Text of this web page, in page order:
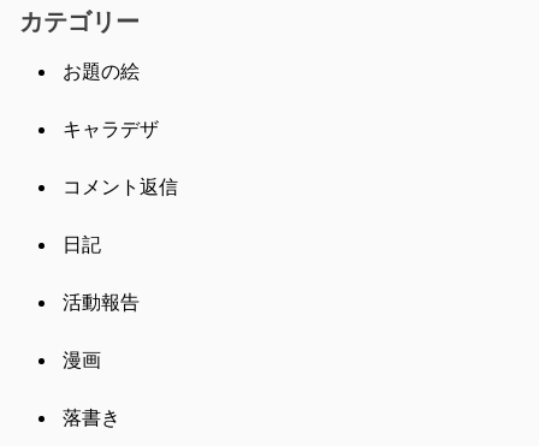
カテゴリー
お題の絵
キャラデザ
コメント返信
日記
活動報告
漫画
落書き